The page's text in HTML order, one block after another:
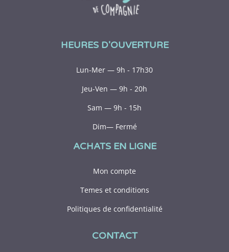
HEURES D'OUVERTURE
Lun-Mer — 9h - 17h30
Jeu-Ven — 9h - 20h
Sam — 9h - 15h
Dim— Fermé
ACHATS EN LIGNE
Mon compte
Temes et conditions
Politiques de confidentialité
CONTACT